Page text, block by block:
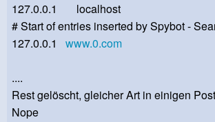
127.0.0.1 localhost
# Start of entries inserted by Spybot -
127.0.0.1 www.0.com
....
Rest gelöscht, gleicher Art in einigen
Nope